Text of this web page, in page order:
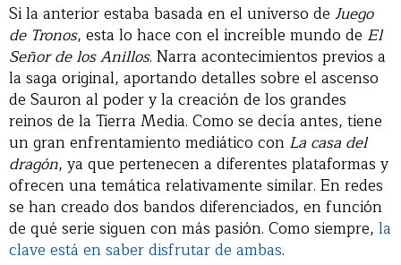
Si la anterior estaba basada en el universo de Juego
de Tronos, esta lo hace con el increíble mundo de El
Señor de los Anillos. Narra acontecimientos previos a
la saga original, aportando detalles sobre el ascenso
de Sauron al poder y la creación de los grandes
reinos de la Tierra Media. Como se decía antes, tiene
un gran enfrentamiento mediático con La casa del
dragón, ya que pertenecen a diferentes plataformas y
ofrecen una temática relativamente similar. En redes
se han creado dos bandos diferenciados, en función
de qué serie siguen con más pasión. Como siempre, la
clave está en saber disfrutar de ambas.